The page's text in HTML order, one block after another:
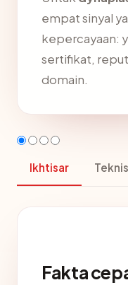
empat sinyal
kepercayaan:
sertifikat,
domain.
Ikhtisar Teknis
Fakta